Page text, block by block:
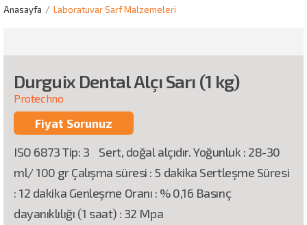
Anasayfa Laboratuvar Sarf Malzemeleri
Durguix Dental Alçı Sarı (1 kg)
Protechno
Fiyat Sorunuz
ISO 6873 Tip: 3 Sert, doğal alçıdır. Yoğunluk : 28-30
ml/ 100 gr Çalışma süresi : 5 dakika Sertleşme Süresi
: 12 dakika Genleşme Oranı : % 0,16 Basınç
dayanıklılığı (1 saat) : 32 Mpa